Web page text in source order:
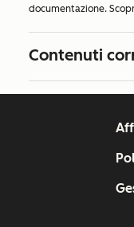
documentazione.
Contenuti